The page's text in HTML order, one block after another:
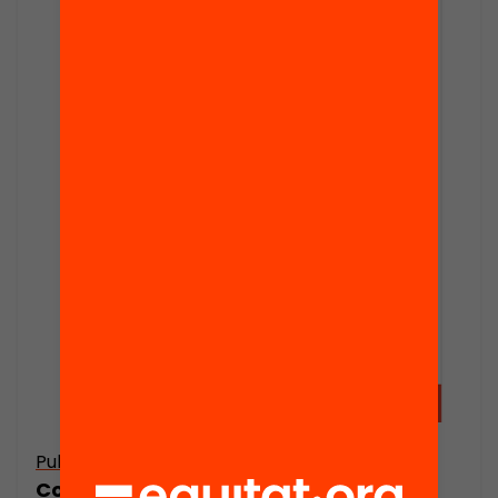
Publicació
Conclusions. Anuari 2020. L’estat de